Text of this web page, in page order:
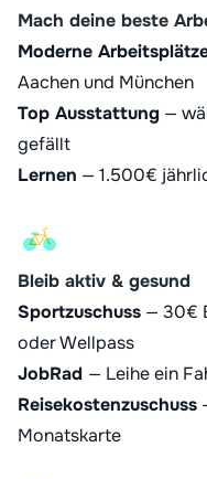
Mach deine beste
Moderne
Aachen und München
Top Ausstattung —
gefällt
Lernen — 1.500€
Bleib aktiv & gesund
Sportzuschuss — 30€
oder Wellpass
JobRad — Leihe ein
Reisekostenzuschuss
Monatskarte